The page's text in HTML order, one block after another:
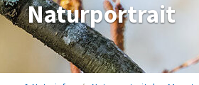
Naturportrait